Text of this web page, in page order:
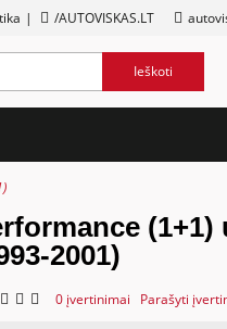
| /AUTOVISKAS.LT
Ieškoti
2001)
0 įvertinimai Parašyti